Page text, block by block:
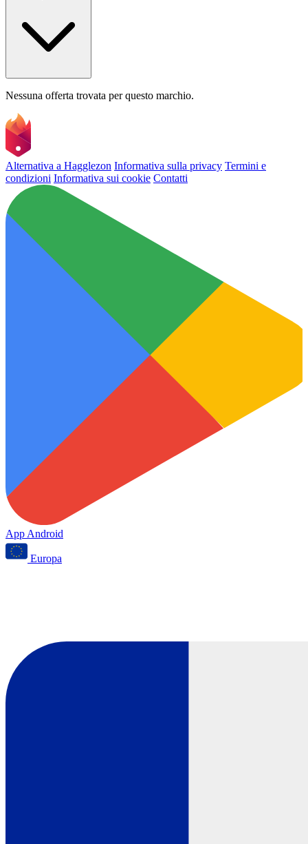
Nessuna offerta trovata per questo marchio.
Alternativa a Hagglezon Informativa sulla privacy Termini e
condizioni Informativa sui cookie Contatti
App Android
Europa